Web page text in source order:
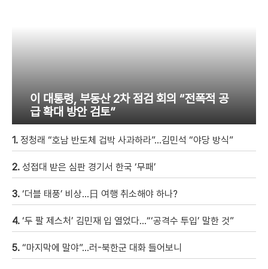
이 대통령, 부동산 2차 점검 회의 “전폭적 공
급 확대 방안 검토”
1. 정청래 “호남 반도체 겁박 사과하라”…김민석 “야당 방식”
2. 성접대 받은 심판 경기서 한국 ‘무패’
3. ‘더블 태풍’ 비상…日 여행 취소해야 하나?
4. ‘두 팔 제스처’ 김민재 입 열었다…“‘공격수 투입’ 말한 것”
5. “마지막에 말야”…러-북한군 대화 들어보니